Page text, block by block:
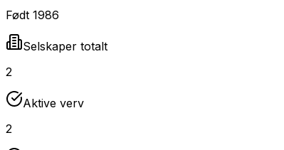
Født 1986
Selskaper totalt
2
Aktive verv
2